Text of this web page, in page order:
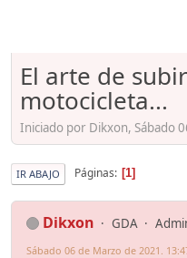
El arte de
motocicleta...
Iniciado por Dikxon, Sábado
IR ABAJO Páginas 1
Dikxon GDA
Sábado 06 de Marzo de 2021.